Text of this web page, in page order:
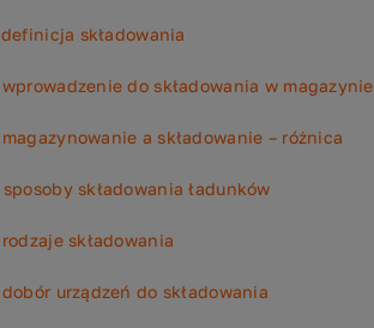
definicja składowania
wprowadzenie do składowania w magazynie
magazynowanie a składowanie – różnica
sposoby składowania ładunków
rodzaje składowania
dobór urządzeń do składowania